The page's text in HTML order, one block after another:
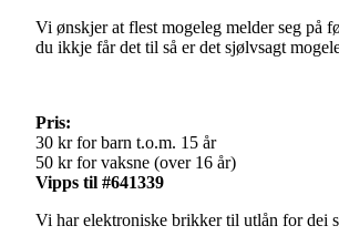
Vi ønskjer at flest mogeleg melder seg på
du ikkje får det til så er det sjølvsagt
Pris:
30 kr for barn t.o.m. 15 år
50 kr for vaksne (over 16 år)
Vipps til #641339
Vi har elektroniske brikker til utlån for dei